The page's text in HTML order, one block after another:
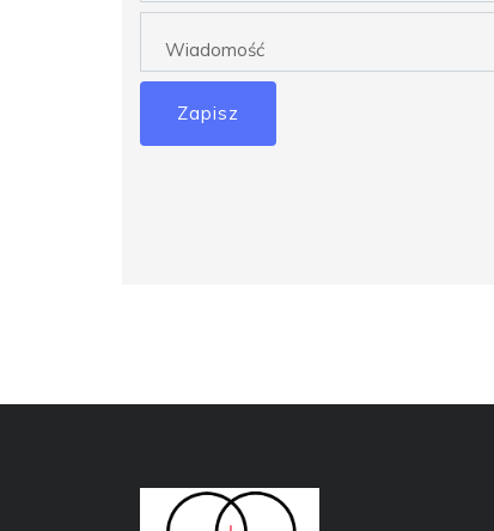
Zapisz